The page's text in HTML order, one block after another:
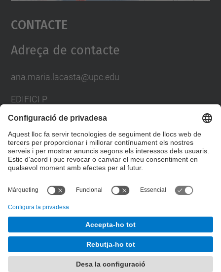
Accepta
powered by
Contacte
Adreça de contacte
ana.maria.lacasta@upc.edu
EDIFICI P
AV. DOCTOR MARAÑON, 44-50
08028 BARCELONA
SPAIN
Formulari de contacte
Desenvolupat amb